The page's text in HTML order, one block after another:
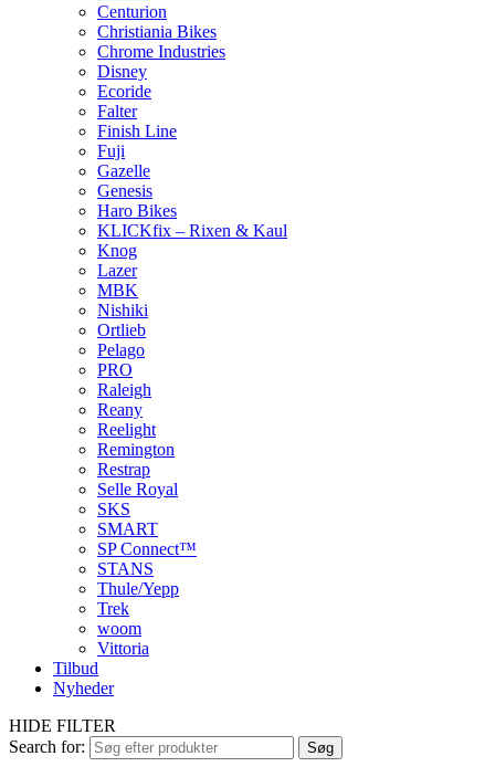
Centurion
Christiania Bikes
Chrome Industries
Disney
Ecoride
Falter
Finish Line
Fuji
Gazelle
Genesis
Haro Bikes
KLICKfix – Rixen & Kaul
Knog
Lazer
MBK
Nishiki
Ortlieb
Pelago
PRO
Raleigh
Reany
Reelight
Remington
Restrap
Selle Royal
SKS
SMART
SP Connect™
STANS
Thule/Yepp
Trek
woom
Vittoria
Tilbud
Nyheder
HIDE FILTER
Search for:
Søg